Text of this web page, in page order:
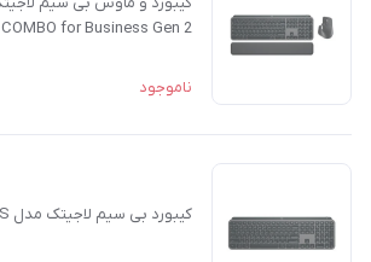
COMBO for Business Gen 2
ناموجود
کیبورد بی سیم لاجیتک مدل MX KEYS S